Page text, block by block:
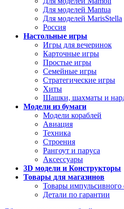
Для моделей Mantua
Для моделей MarisStella
Россия
Настольные игры
Игры для вечеринок
Карточные игры
Простые игры
Семейные игры
Стратегические игры
Хиты
Шашки, шахматы и
Модели из бумаги
Модели кораблей
Авиация
Техника
Строения
Рангоут и паруса
Аксессуары
3D модели и Конструкторы
Товары для магазинов
Товары импульсивного
Детали по гарантии